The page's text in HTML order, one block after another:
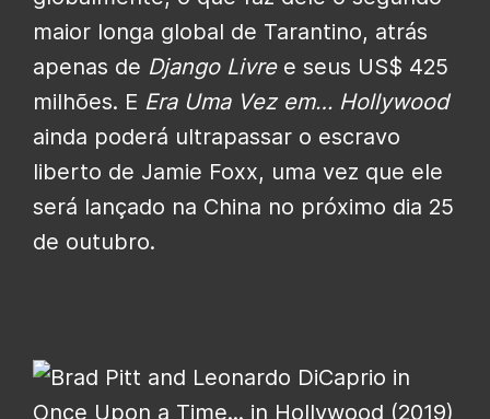
maior longa global de Tarantino, atrás
apenas de Django Livree seus US$ 425
milhões. E Era Uma Vez em… Hollywood
ainda poderá ultrapassar o escravo
liberto de Jamie Foxx, uma vez que ele
será lançado na China no próximo dia 25
de outubro.